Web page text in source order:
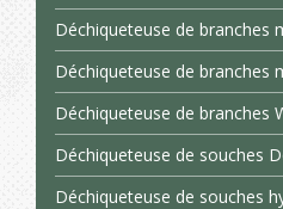
Déchiqueteuse de branches
Déchiqueteuse de branches
Déchiqueteuse de branches
Déchiqueteuse de souches
Déchiqueteuse de souches